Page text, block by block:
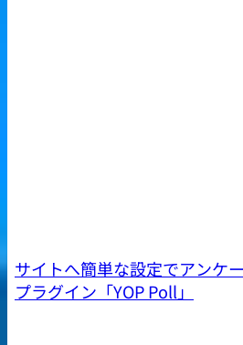
サイトへ簡単な設定でアンケ
プラグイン「YOP Poll」